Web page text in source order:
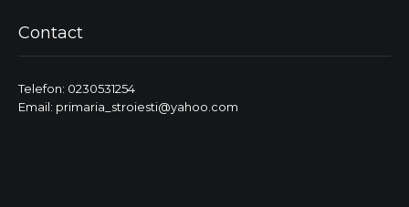
Contact
Telefon: 0230531254
Email: primaria_stroiesti@yahoo.com